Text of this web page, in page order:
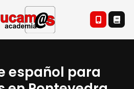
español para